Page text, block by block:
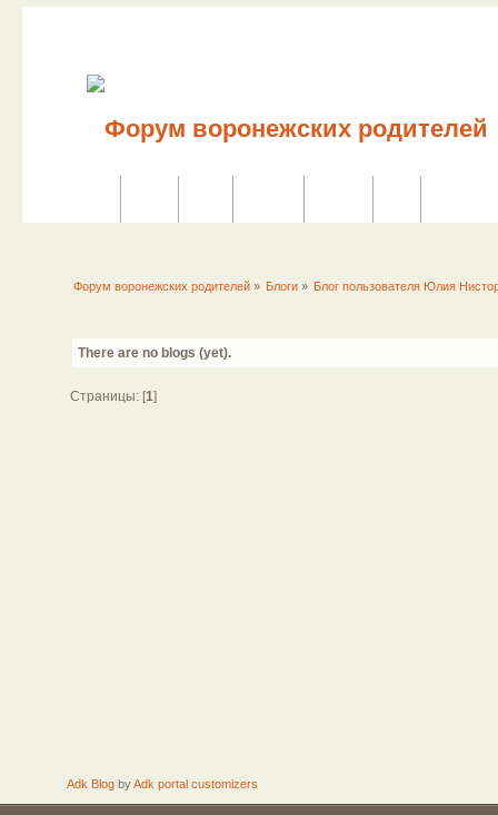
Форум воронежских родителей» Блоги » Блог пользователя Юлия
There are no blogs (yet).
Страницы: [1]
Adk BlogbyAdk portal customizers